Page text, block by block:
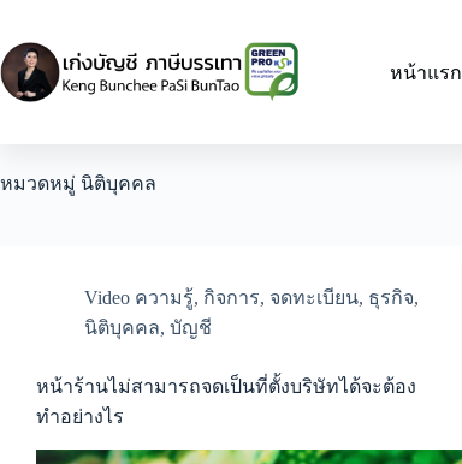
content
หน้าแรก
หมวดหมู่ นิติบุคคล
Video ความรู้, กิจการ, จดทะเบียน, ธุรกิจ,
นิติบุคคล, บัญชี
หน้าร้านไม่สามารถจดเป็นที่ตั้งบริษัทได้จะต้อง
ทำอย่างไร